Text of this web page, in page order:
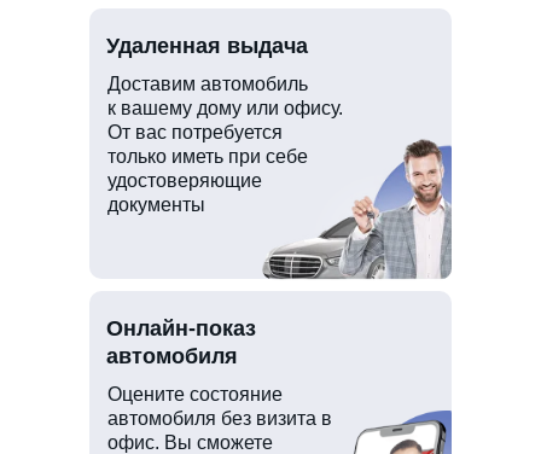
Доставим автомобиль
к вашему дому или офису.
От вас потребуется
только иметь при себе
удостоверяющие
документы
Оцените состояние
автомобиля без визита в
офис. Вы сможете
Удаленная выдача
Онлайн-показ
автомобиля